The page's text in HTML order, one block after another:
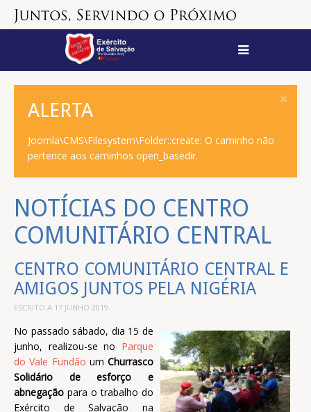
ALERTA
Joomla\CMS\Filesystem\Folder::create: O caminho não
pertence aos caminhos open_basedir.
NOTÍCIAS DO CENTRO
COMUNITÁRIO CENTRAL
CENTRO COMUNITÁRIO CENTRAL E
AMIGOS JUNTOS PELA NIGÉRIA
ESCRITO A 17 JUNHO 2019.
No passado sábado, dia 15 de
junho, realizou-se no Parque
do Vale Fundão um Churrasco
Solidário de esforço e
abnegação para o trabalho do
Exército de Salvação na